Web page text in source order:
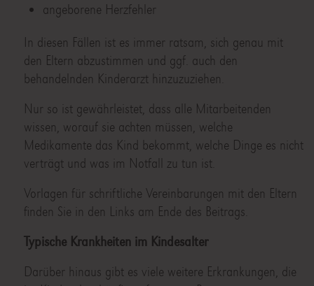
angeborene Herzfehler
In diesen Fällen ist es immer ratsam, sich genau mit
den Eltern abzustimmen und ggf. auch den
behandelnden Kinderarzt hinzuzuziehen.
Nur so ist gewährleistet, dass alle Mitarbeitenden
wissen, worauf sie achten müssen, welche
Medikamente das Kind bekommt, welche Dinge es nicht
verträgt und was im Notfall zu tun ist.
Vorlagen für schriftliche Vereinbarungen mit den Eltern
finden Sie in den Links am Ende des Beitrags.
Typische Krankheiten im Kindesalter
Darüber hinaus gibt es viele weitere Erkrankungen, die